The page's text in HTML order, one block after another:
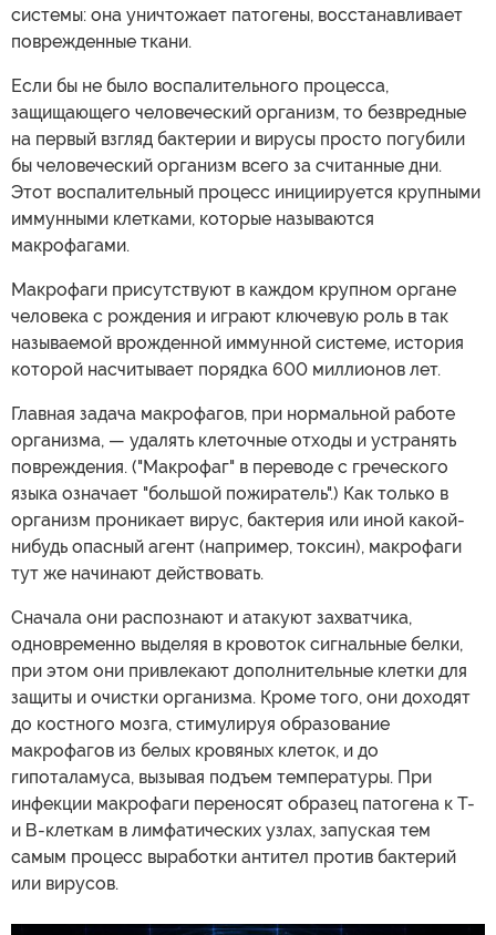
системы: она уничтожает патогены, восстанавливает
поврежденные ткани.
Если бы не было воспалительного процесса,
защищающего человеческий организм, то безвредные
на первый взгляд бактерии и вирусы просто погубили
бы человеческий организм всего за считанные дни.
Этот воспалительный процесс инициируется крупными
иммунными клетками, которые называются
макрофагами.
Макрофаги присутствуют в каждом крупном органе
человека с рождения и играют ключевую роль в так
называемой врожденной иммунной системе, история
которой насчитывает порядка 600 миллионов лет.
Главная задача макрофагов, при нормальной работе
организма, — удалять клеточные отходы и устранять
повреждения. ("Макрофаг" в переводе с греческого
языка означает "большой пожиратель".) Как только в
организм проникает вирус, бактерия или иной какой-
нибудь опасный агент (например, токсин), макрофаги
тут же начинают действовать.
Сначала они распознают и атакуют захватчика,
одновременно выделяя в кровоток сигнальные белки,
при этом они привлекают дополнительные клетки для
защиты и очистки организма. Кроме того, они доходят
до костного мозга, стимулируя образование
макрофагов из белых кровяных клеток, и до
гипоталамуса, вызывая подъем температуры. При
инфекции макрофаги переносят образец патогена к Т-
и В-клеткам в лимфатических узлах, запуская тем
самым процесс выработки антител против бактерий
или вирусов.